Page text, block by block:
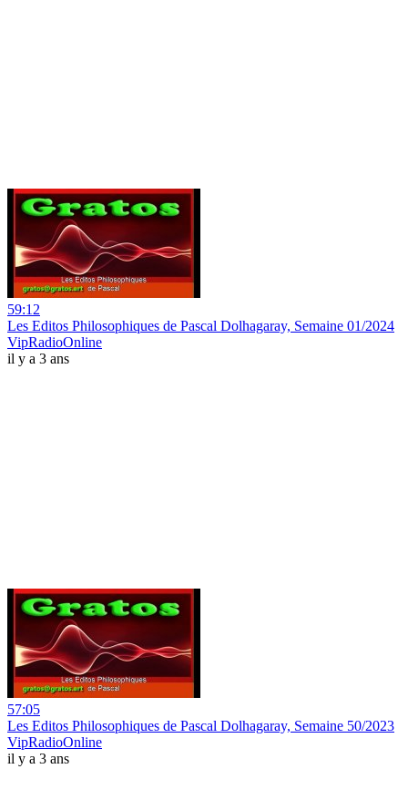
59:12
Les Editos Philosophiques de Pascal Dolhagaray, Semaine 01/2024
VipRadioOnline
il y a 3 ans
57:05
Les Editos Philosophiques de Pascal Dolhagaray, Semaine 50/2023
VipRadioOnline
il y a 3 ans